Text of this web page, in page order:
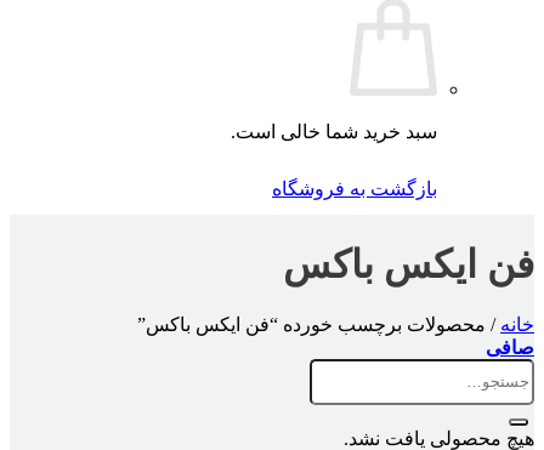
سبد خرید شما خالی است.
بازگشت به فروشگاه
فن ایکس باکس
خانه / محصولات برچسب خورده “فن ایکس باکس”
صافی
جستجو
برای:
هیچ محصولی یافت نشد.